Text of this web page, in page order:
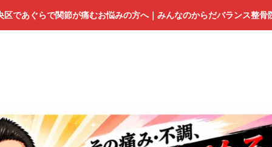
区であぐらで関節が痛むお悩みの方へ｜みんなのからだバランス整骨